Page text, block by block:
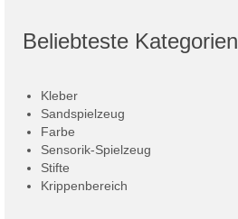
Beliebteste Kategorien
Kleber
Sandspielzeug
Farbe
Sensorik-Spielzeug
Stifte
Krippenbereich